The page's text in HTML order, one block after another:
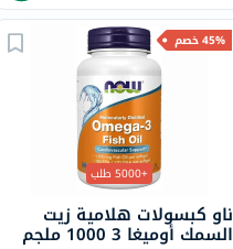
45% خصم
+5000 طلب
ناو كبسولات هلامية زيت
السمك أوميغا 3 1000 ملجم